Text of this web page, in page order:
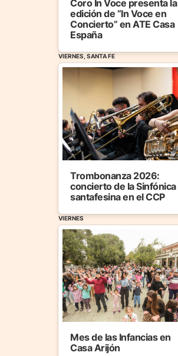
Coro In Voce presenta
edición de “In Voce en
Concierto” en ATE Casa
España
VIERNES, SANTA FE
Trombonanza 2026:
concierto de la Sinfónica
santafesina en el CCP
VIERNES
Mes de las Infancias en
Casa Arijón